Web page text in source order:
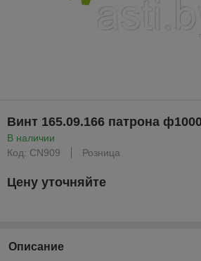
Винт 165.09.166 патрона
В наличии
Код: CN909
Розница
Цену уточняйте
Описание